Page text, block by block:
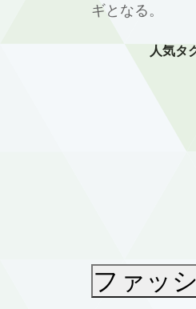
ギとなる。
人気タ
ファッ